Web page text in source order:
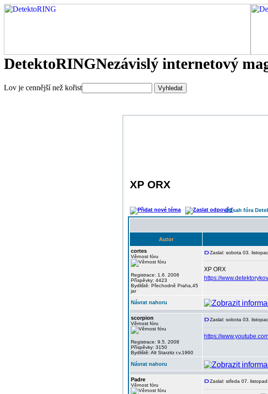
DetektoRINGNezávislý internetový
Lov je cennější než kořist
XP ORX
Obsah fóra
Autor
cortes
Věrnost fóru
Registrace: 1.6. 2006
Příspěvky: 4423
Bydliště: Přechodně Praha,45
jar
Zaslal: sobota 03.
XP ORX
https://
Návrat nahoru
scorpion
Věrnost fóru
Registrace: 9.5. 2008
Příspěvky: 3150
Bydliště: Alt Starzitz r.v.1960
Zaslal: sobota 03.
https://
Návrat nahoru
Padre
Věrnost fóru
Zaslal: středa 07.